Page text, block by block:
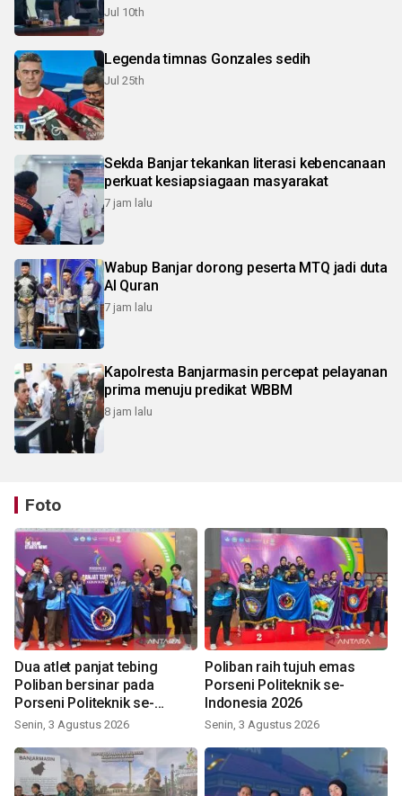
Jul 10th
Legenda timnas Gonzales sedih
Jul 25th
Sekda Banjar tekankan literasi kebencanaan
perkuat kesiapsiagaan masyarakat
7 jam lalu
Wabup Banjar dorong peserta MTQ jadi duta
Al Quran
7 jam lalu
Kapolresta Banjarmasin percepat pelayanan
prima menuju predikat WBBM
8 jam lalu
Foto
Dua atlet panjat tebing
Poliban bersinar pada
Porseni Politeknik se-
Indonesia 2026
Senin, 3 Agustus 2026
Poliban raih tujuh emas
Porseni Politeknik se-
Indonesia 2026
Senin, 3 Agustus 2026